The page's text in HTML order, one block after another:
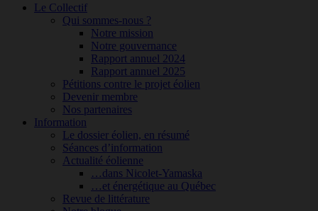
Le Collectif
Qui sommes-nous ?
Notre mission
Notre gouvernance
Rapport annuel 2024
Rapport annuel 2025
Pétitions contre le projet éolien
Devenir membre
Nos partenaires
Information
Le dossier éolien, en résumé
Séances d’information
Actualité éolienne
…dans Nicolet-Yamaska
…et énergétique au Québec
Revue de littérature